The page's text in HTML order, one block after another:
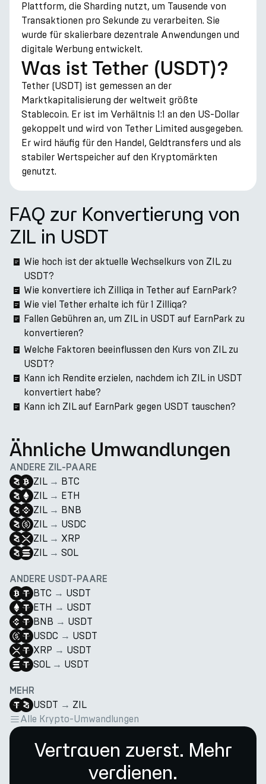
Plattform, die Sharding nutzt, um Tausende von
Transaktionen pro Sekunde zu verarbeiten. Sie
wurde für skalierbare dezentrale Anwendungen und
digitale Werbung entwickelt.
Was ist Tether (USDT)?
Tether (USDT) ist gemessen an der
Marktkapitalisierung der weltweit größte
Stablecoin. Er ist im Verhältnis 1:1 an den US-Dollar
gekoppelt und wird von Tether Limited ausgegeben.
Er wird häufig für den Handel, Geldtransfers und als
stabiler Wertspeicher auf den Kryptomärkten
genutzt.
FAQ zur Konvertierung von
ZIL in USDT
Wie hoch ist der aktuelle Wechselkurs von ZIL zu
USDT?
Wie konvertiere ich Zilliqa in Tether auf EarnPark?
Wie viel Tether erhalte ich für 1 Zilliqa?
Fallen Gebühren an, um ZIL in USDT auf EarnPark zu
konvertieren?
Welche Faktoren beeinflussen den Kurs von ZIL zu
USDT?
Kann ich Rendite erzielen, nachdem ich ZIL in USDT
konvertiert habe?
Kann ich ZIL auf EarnPark gegen USDT tauschen?
Ähnliche Umwandlungen
ANDERE ZIL-PAARE
ZIL → BTC
ZIL → ETH
ZIL → BNB
ZIL → USDC
ZIL → XRP
ZIL → SOL
ANDERE USDT-PAARE
BTC → USDT
ETH → USDT
BNB → USDT
USDC → USDT
XRP → USDT
SOL → USDT
MEHR
USDT → ZIL
Alle Krypto-Umwandlungen
Vertrauen zuerst. Mehr
verdienen.